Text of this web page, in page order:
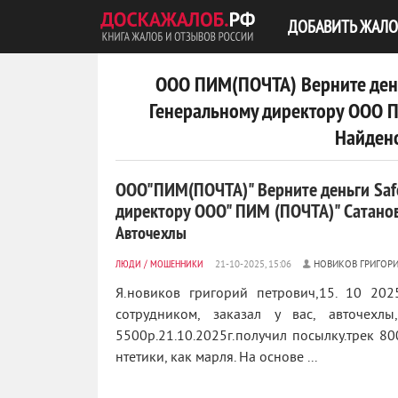
ДОБАВИТЬ
ООО ПИМ(ПОЧТА) Верните
Генеральному директору ООО
ООО"ПИМ(ПОЧТА)" Верните деньги
директору ООО" ПИМ (ПОЧТА)"
Авточехлы
ЛЮДИ / МОШЕННИКИ НОВИКОВ
Я.новиков григорий петрович,15. 10
сотрудником, заказал у вас,
5500р.21.10.2025г.получил посылку.трек
нтетики, как марля. На основе ...